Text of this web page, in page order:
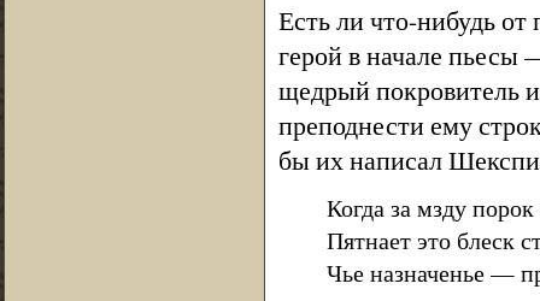
Есть ли что-нибудь
герой в начале пьесы
щедрый покровитель
преподнести ему
бы их написал
Когда за мзду
Пятнает это блеск
Чье назначенье —